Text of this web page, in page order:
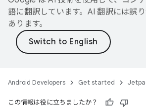
語に翻訳しています。AI 翻訳には誤
あります。
Android Developers Get started
この情報は役に立ちましたか？